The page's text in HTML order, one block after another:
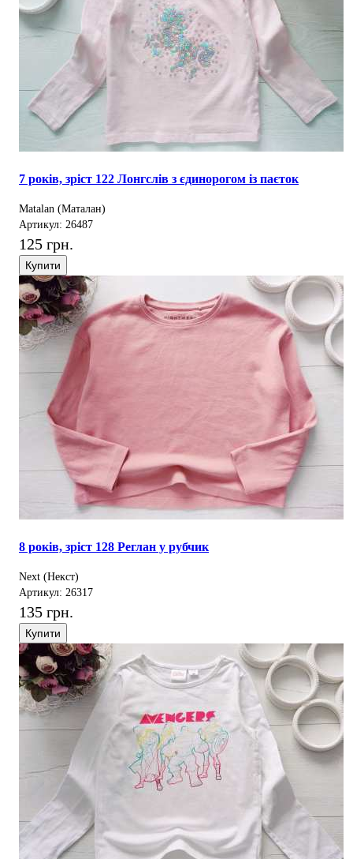
7 років, зріст 122 Лонгслів з єдинорогом із паєток
Matalan (Маталан)
Артикул: 26487
125 грн.
Купити
8 років, зріст 128 Реглан у рубчик
Next (Некст)
Артикул: 26317
135 грн.
Купити